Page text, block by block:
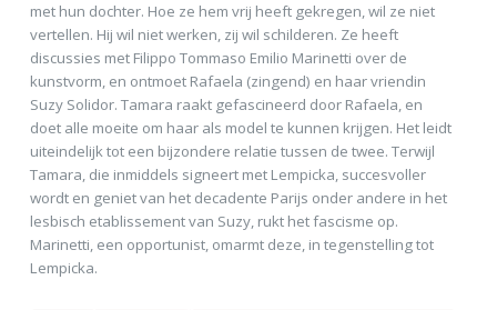
met hun dochter. Hoe ze hem vrij heeft gekregen, wil ze niet
vertellen. Hij wil niet werken, zij wil schilderen. Ze heeft
discussies met Filippo Tommaso Emilio Marinetti over de
kunstvorm, en ontmoet Rafaela (zingend) en haar vriendin
Suzy Solidor. Tamara raakt gefascineerd door Rafaela, en
doet alle moeite om haar als model te kunnen krijgen. Het leidt
uiteindelijk tot een bijzondere relatie tussen de twee. Terwijl
Tamara, die inmiddels signeert met Lempicka, succesvoller
wordt en geniet van het decadente Parijs onder andere in het
lesbisch etablissement van Suzy, rukt het fascisme op.
Marinetti, een opportunist, omarmt deze, in tegenstelling tot
Lempicka.